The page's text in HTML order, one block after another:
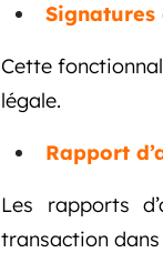
Signatures
Cette
légale.
Rapport
Les rapports
transaction dans